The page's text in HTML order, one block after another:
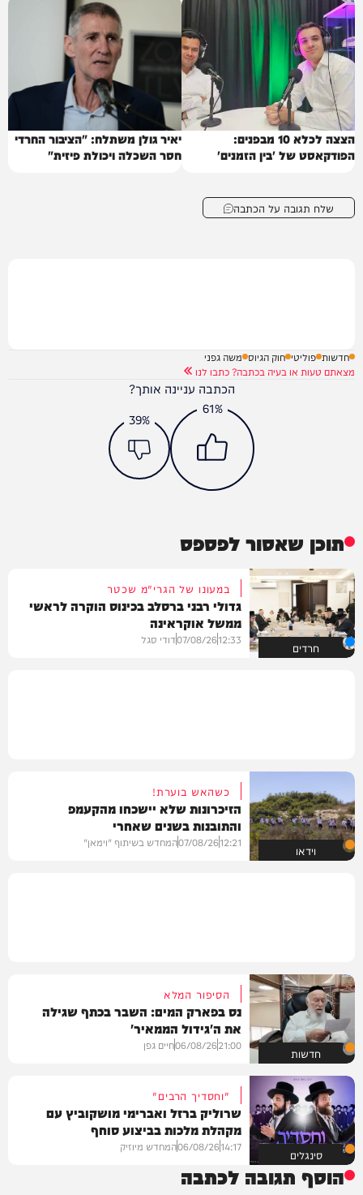
הצצה לכלא 10 מבפנים:
הפודקאסט של 'בין הזמנים'
יאיר גולן משתלח: "הציבור החרדי
חסר השכלה ויכולת פיזית"
שלח תגובה על הכתבה
חדשות פוליטי חוק הגיוס משה גפני
מצאתם טעות או בעיה בכתבה? כתבו לנו
הכתבה עניינה אותך?
61%
39%
תוכן שאסור לפספס
חרדים
במעונו של הגרי"מ שכטר
גדולי רבני ברסלב בכינוס הוקרה לראשי
ממשל אוקראינה
12:33
07/08/26דודי סגל
וידאו
כשהאש בוערת!
הזיכרונות שלא יישכחו מהקעמפ
והתובנות בשנים שאחרי
12:21
07/08/26המחדש בשיתוף "וימאן"
חדשות
הסיפור המלא
נס בפארק המים: השבר בכתף שגילה
את ה'גידול הממאיר'
21:00
06/08/26חיים גפן
סינגלים
"וחסדיך הרבים"
שרוליק ברזל ואברימי מושקוביץ עם
מקהלת מלכות בביצוע סוחף
14:17
06/08/26המחדש מיוזיק
הוסף תגובה לכתבה